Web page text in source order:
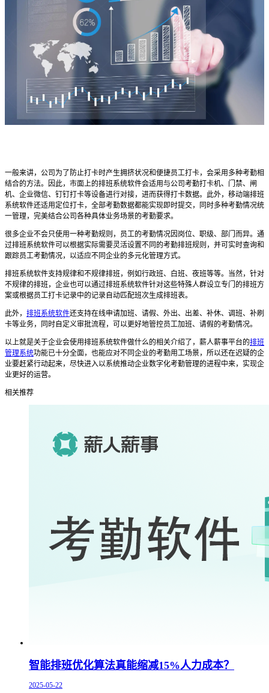
一般来讲，公司为了防止打卡时产生拥挤状况和便捷员工打卡，会采用多种考勤相
结合的方法。因此，市面上的排班系统软件会适用与公司考勤打卡机、门禁、闸
机、企业微信、钉钉打卡等设备进行对接，进而获得打卡数据。此外， 移动端排班
系统软件还适用定位打卡，全部考勤数据都能实现即时提交，同时多种考勤情况统
一管理，完美结合公司各种具体业务场景的考勤要求。
很多企业不会只使用一种考勤规则，员工的考勤情况因岗位、职级、部门而异。通
过排班系统软件可以根据实际需要灵活设置不同的考勤排班规则，并可实时查询和
跟踪员工考勤情况，以适应不同企业的多元化管理方式。
排班系统软件支持规律和不规律排班，例如行政班、白班、夜班等等。当然，针对
不规律的排班，企业也可以通过排班系统软件针对这些特殊人群设立专门的排班方
案或根据员工打卡记录中的记录自动匹配班次生成排班表。
此外， 排班系统软件还支持在线申请加班、请假、外出、出差、补休、调班、补刷
卡等业务，同时自定义审批流程，可以更好地管控员工加班、请假的考勤情况。
以上就是关于企业会使用排班系统软件做什么的相关介绍了，薪人薪事平台的排班
管理系统功能已十分全面，也能应对不同企业的考勤用工场景，所以还在迟疑的企
业要赶紧行动起来，尽快进入以系统推动企业数字化考勤管理的进程中来，实现企
业更好的运营。
相关推荐
智能排班优化算法真能缩减15%人力成本？
2025-05-22